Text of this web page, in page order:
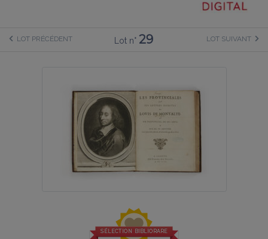
LOT PRÉCÉDENT Lot n° 29 LOT SUIVANT
SÉLECTION BIBLIORARE